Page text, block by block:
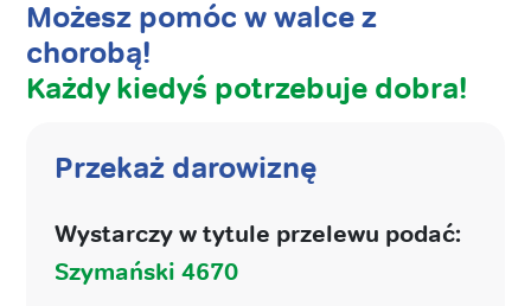
Możesz pomóc w walce z
chorobą!
Każdy kiedyś potrzebuje dobra!
Przekaż darowiznę
Wystarczy w tytule przelewu podać:
Szymański 4670